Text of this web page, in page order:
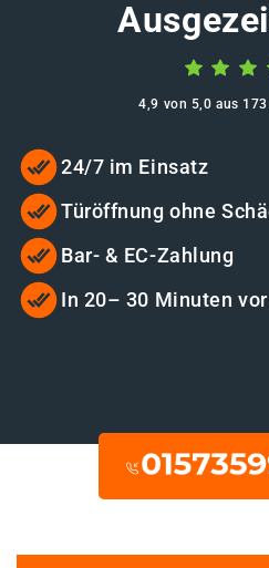
4,9 von 5,0 aus
24/7 im Einsatz
Türöffnung ohne
Bar- & EC-Zahlung
In 20– 30 Minuten